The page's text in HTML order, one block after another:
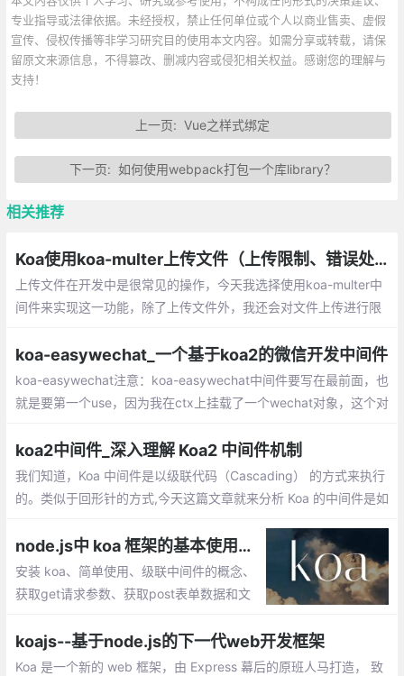
专业指导或法律依据。未经授权，禁止任何单位或个人以商业售卖、虚假
宣传、侵权传播等非学习研究目的使用本文内容。如需分享或转载，请保
留原文来源信息，不得篡改、删减内容或侵犯相关权益。感谢您的理解与
支持！
上一页:Vue之样式绑定
下一页: 如何使用webpack打包一个库library？
相关推荐
Koa使用koa-multer上传文件（上传限制、错误处理）
上传文件在开发中是很常见的操作，今天我选择使用koa-multer中
间件来实现这一功能，除了上传文件外，我还会对文件上传进行限
止维护，我们要使用最新的 @koa/multer
koa-easywechat_一个基于koa2的微信开发中间件
koa-easywechat注意：koa-easywechat中间件要写在最前面，也
就是要第一个use，因为我在ctx上挂载了一个wechat对象，这个对
里，获取到ctx.wechat进行自己的业务开发
koa2中间件_深入理解 Koa2 中间件机制
我们知道，Koa 中间件是以级联代码（Cascading） 的方式来执行
的。类似于回形针的方式,今天这篇文章就来分析 Koa 的中间件是如
p.use()
node.js中 koa 框架的基本使用方法
安装 koa、简单使用、级联中间件的概念、
获取get请求参数、获取post表单数据和文
koajs--基于node.js的下一代web开发框架
Koa 是一个新的 web 框架，由 Express 幕后的原班人马打造， 致